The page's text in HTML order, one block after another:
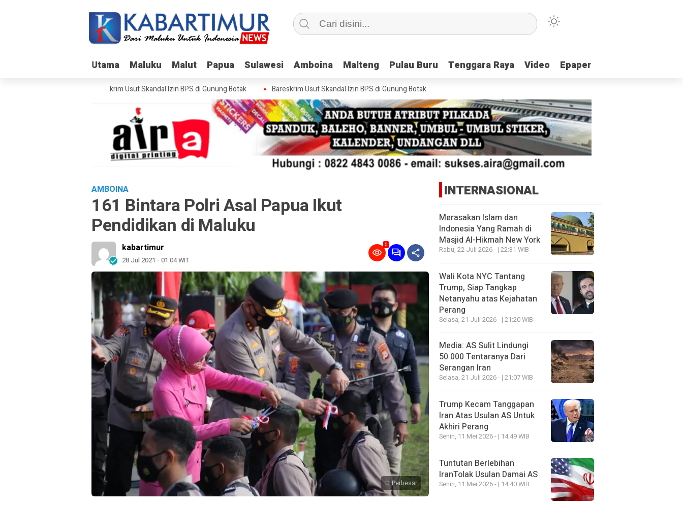
Utama Maluku Malut Papua Sulawesi Amboina Malteng Pulau Buru Tenggara Raya Video Epaper
Utama Maluku Malut Papua Sulawesi Amboina Malteng Pulau Buru Tenggara Raya Video Epaper
Bareskrim Usut Skandal Izin BPS di Gunung Botak Bareskrim Usut Skandal Izin BPS di Gunung Botak
AMBOINA
161 Bintara Polri Asal Papua Ikut
Pendidikan di Maluku
kabartimur
28 Jul 2021 - 01:04 WIT
5
Perbesar
INTERNASIONAL
Merasakan Islam dan
Indonesia Yang Ramah di
Masjid Al-Hikmah New York
Rabu, 22 Juli 2026 - | 22:31 WIB
Wali Kota NYC Tantang
Trump, Siap Tangkap
Netanyahu atas Kejahatan
Perang
Selasa, 21 Juli 2026 - | 21:20 WIB
Media: AS Sulit Lindungi
50.000 Tentaranya Dari
Serangan Iran
Selasa, 21 Juli 2026 - | 21:07 WIB
Trump Kecam Tanggapan
Iran Atas Usulan AS Untuk
Akhiri Perang
Senin, 11 Mei 2026 - | 14:49 WIB
Tuntutan Berlebihan
IranTolak Usulan Damai AS
Senin, 11 Mei 2026 - | 14:40 WIB